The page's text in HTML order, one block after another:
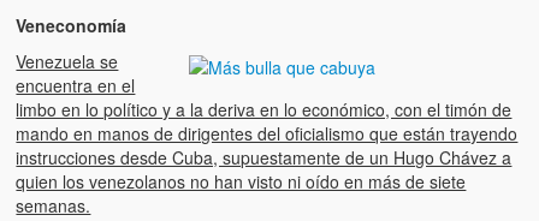
¡Bienvenido!
Todos Unidos por Venezuela te da la bienvenida a éste nuestro
Blog. (Todos Unidos por Venezuela welcomes you to our Blog)
Acerca de este blog (About this Blog)
Artículos
Veneconomía
Venezuela se
encuentra en el
limbo en lo político y a la deriva en lo económico, con el timón de
mando en manos de dirigentes del oficialismo que están trayendo
instrucciones desde Cuba, supuestamente de un Hugo Chávez a
quien los venezolanos no han visto ni oído en más de siete
semanas.